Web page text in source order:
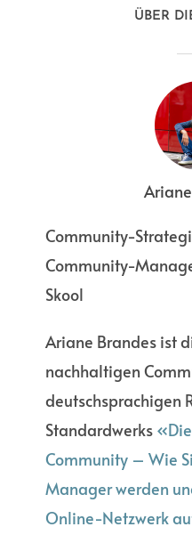
inCommunity
März
ÜBER
Community-
Community-
Skool
Ariane Brandes ist
nachhaltigen
deutschsprachigen
Standardwerks
Community – Wie
Manager werden
Online-Netzwerk